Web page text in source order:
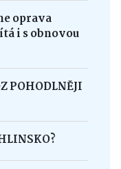
oprava
i s obnovou
POHODLNĚJI